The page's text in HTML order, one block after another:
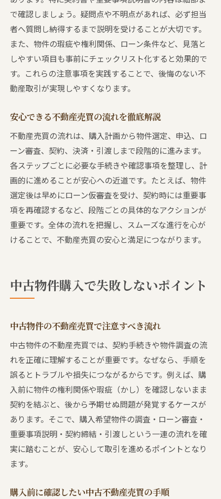
で確認しましょう。疑問点や不明点があれば、必ず担当
者へ質問し納得するまで説明を受けることが大切です。
また、物件の瑕疵や権利関係、ローン条件など、見落と
しやすい項目も事前にチェックリスト化すると効果的で
す。これらの注意事項を実践することで、後悔のない不
動産取引が実現しやすくなります。
安心できる不動産売買の流れを徹底解説
不動産売買の流れは、購入計画から物件選定、申込、ロ
ーン審査、契約、決済・引渡しまで段階的に進みます。
各ステップごとに必要な手続きや確認事項を整理し、計
画的に進めることが安心への近道です。たとえば、物件
選定後は早めにローン仮審査を受け、契約時には重要事
項を再確認するなど、段階ごとの具体的なアクションが
重要です。全体の流れを把握し、スムーズな進行を心が
けることで、不動産売買の安心と満足につながります。
中古物件購入で失敗しないポイント
中古物件の不動産売買で注意すべき流れ
中古物件の不動産売買では、契約手続きや物件調査の流
れを正確に理解することが重要です。なぜなら、手順を
誤るとトラブルや損失につながるからです。例えば、購
入前に物件の権利関係や瑕疵（かし）を確認しないまま
契約を結ぶと、後から予期せぬ問題が発覚するケースが
あります。そこで、購入希望物件の調査・ローン審査・
重要事項説明・契約締結・引渡しという一連の流れを確
実に踏むことが、安心して取引を進めるポイントとなり
ます。
購入前に確認したい中古不動産売買の手順